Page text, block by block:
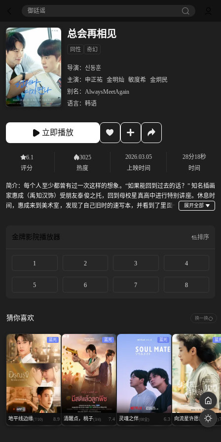
御廷谣‎
总会再相见
同性 奇幻
导演： 신동훈
主演： 申正祐 金明灿 敏度希 金炯民
别名： AlwaysMeetAgain
语言： 韩语
立即播放
6.1
评分
3025
热度
2026.03.05
上映时间
28分18秒
时间
简介：每个人至少都曾有过一次这样的想象。“如果能回到过去的话？” 知名插画
家惠成（禹知汉饰）受朋友泰俊之托，回到母校星真高中进行特别讲座。休息时
间，惠成来到美术室，发现了自己旧时的速写本，并看到了里面一
期，并在那里与初恋宇镇重逢。曾经，惠成因担心宇镇会因自己而受伤，选择了
他们能否改写过去的命运，最终心意相通？
金牌影院播放器 排序
1 2 3 4
5 6 7 8
猜你喜欢 换一换
蓝光
地平线边缘(7/10) 8.9
蓝光
清醒点，桃子(3/4) 7.4
蓝光
灵魂之伴(08全) 6.3
蓝
向流星许愿的...(12全)